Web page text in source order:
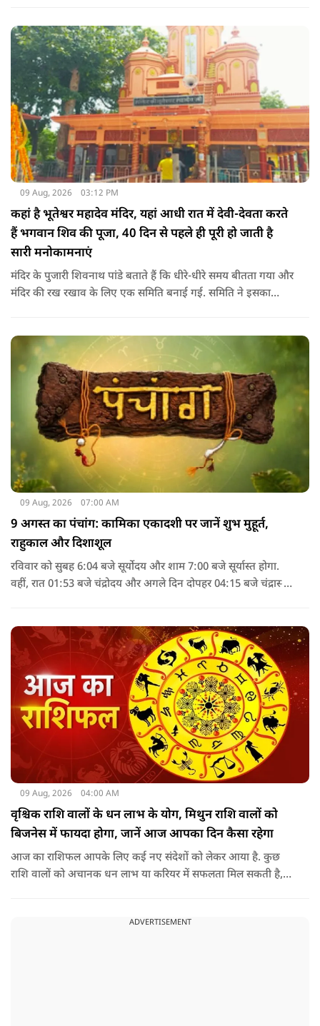
09 Aug, 2026 03:12 PM
कहां है भूतेश्वर महादेव मंदिर, यहां आधी रात में देवी-देवता करते
हैं भगवान शिव की पूजा, 40 दिन से पहले ही पूरी हो जाती है
सारी मनोकामनाएं
मंदिर के पुजारी शिवनाथ पांडे बताते हैं कि धीरे-धीरे समय बीतता गया और
मंदिर की रख रखाव के लिए एक समिति बनाई गई. समिति ने इसका
कि यहां हर रोज नए चमत्‍कार समाने आते है.
09 Aug, 2026 07:00 AM
9 अगस्त का पंचांग: कामिका एकादशी पर जानें शुभ मुहूर्त,
राहुकाल और दिशाशूल
रविवार को सुबह 6:04 बजे सूर्योदय और शाम 7:00 बजे सूर्यास्त होगा.
वहीं, रात 01:53 बजे चंद्रोदय और अगले दिन दोपहर 04:15 बजे चंद्रास्त
रहेगा. इसके बाद आर्द्रा नक्षत्र लग जाएगा.
09 Aug, 2026 04:00 AM
वृश्चिक राशि वालों के धन लाभ के योग, मिथुन राशि वालों को
बिजनेस में फायदा होगा, जानें आज आपका दिन कैसा रहेगा
आज का राशिफल आपके लिए कई नए संदेशों को लेकर आया है. कुछ
राशि वालों को अचानक धन लाभ या करियर में सफलता मिल सकती है,
ADVERTISEMENT